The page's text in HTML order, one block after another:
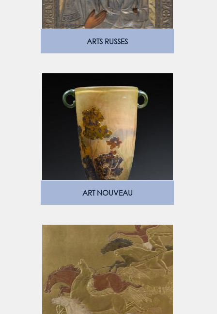
ARTS RUSSES
ART NOUVEAU